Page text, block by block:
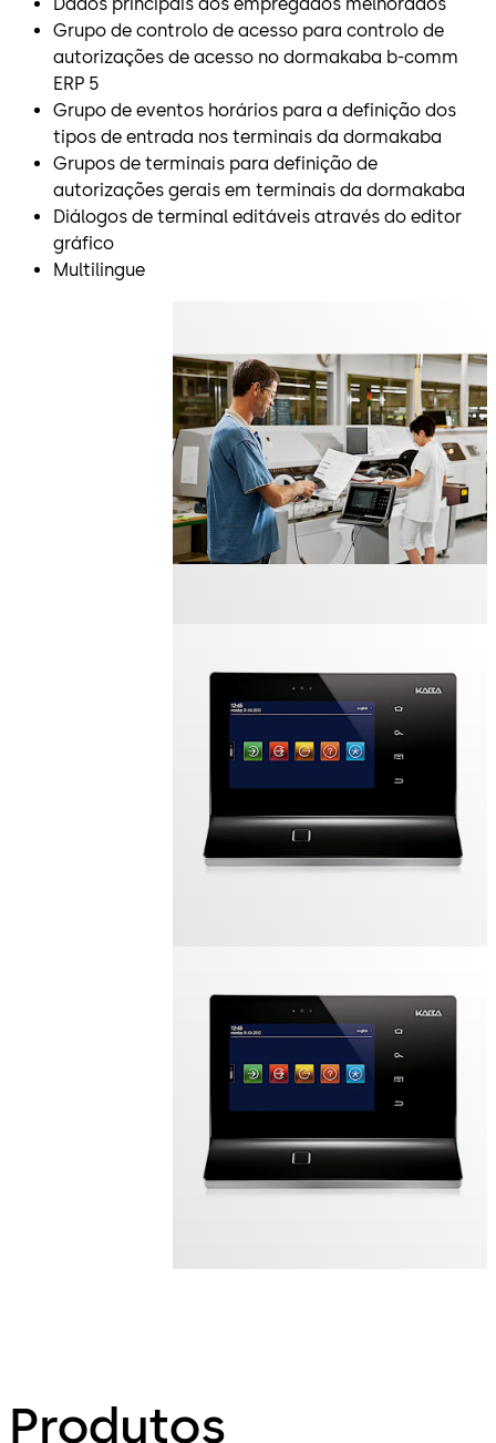
Grupo de controlo de acesso para controlo de
autorizações de acesso no dormakaba b-comm
ERP 5
Grupo de eventos horários para a definição dos
tipos de entrada nos terminais da dormakaba
Grupos de terminais para definição de
autorizações gerais em terminais da dormakaba
Diálogos de terminal editáveis através do editor
gráfico
Multilingue
Produtos